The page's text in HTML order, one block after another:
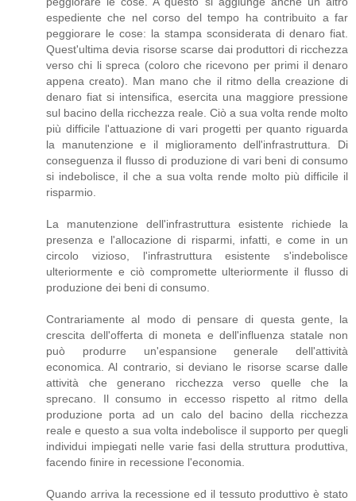
espediente che nel corso del tempo ha contribuito a far
peggiorare le cose: la stampa sconsiderata di denaro fiat.
Quest'ultima devia risorse scarse dai produttori di ricchezza
verso chi li spreca (coloro che ricevono per primi il denaro
appena creato). Man mano che il ritmo della creazione di
denaro fiat si intensifica, esercita una maggiore pressione
sul bacino della ricchezza reale. Ciò a sua volta rende molto
più difficile l'attuazione di vari progetti per quanto riguarda
la manutenzione e il miglioramento dell'infrastruttura. Di
conseguenza il flusso di produzione di vari beni di consumo
si indebolisce, il che a sua volta rende molto più difficile il
risparmio.
La manutenzione dell'infrastruttura esistente richiede la
presenza e l'allocazione di risparmi, infatti, e come in un
circolo vizioso, l'infrastruttura esistente s'indebolisce
ulteriormente e ciò compromette ulteriormente il flusso di
produzione dei beni di consumo.
Contrariamente al modo di pensare di questa gente, la
crescita dell'offerta di moneta e dell'influenza statale non
può produrre un'espansione generale dell'attività
economica. Al contrario, si deviano le risorse scarse dalle
attività che generano ricchezza verso quelle che la
sprecano. Il consumo in eccesso rispetto al ritmo della
produzione porta ad un calo del bacino della ricchezza
reale e questo a sua volta indebolisce il supporto per quegli
individui impiegati nelle varie fasi della struttura produttiva,
facendo finire in recessione l'economia.
Quando arriva la recessione ed il tessuto produttivo è stato